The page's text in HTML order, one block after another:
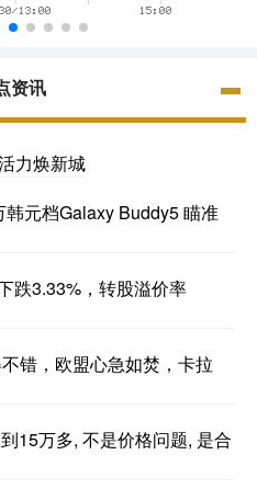
资讯
力焕新城
元档Galaxy Buddy5 瞄准
跌3.33%，转股溢价率
错，欧盟心急如焚，卡拉
15万多, 不是价格问题, 是合